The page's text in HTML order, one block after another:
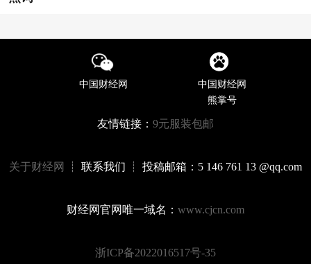
中国财经网
中国财经网
熊掌号
友情链接： 9元服装包邮
关于财经网 ┊ 联系我们 ┊ 投稿邮箱：5 146 761 13 @qq.com
财经网官网唯一域名： www.cjcn.com
浙ICP备2022016517号-35